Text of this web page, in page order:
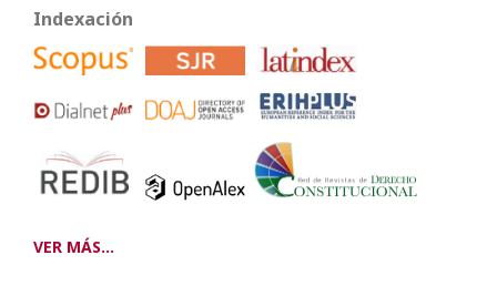
Indexación
VER MÁS...